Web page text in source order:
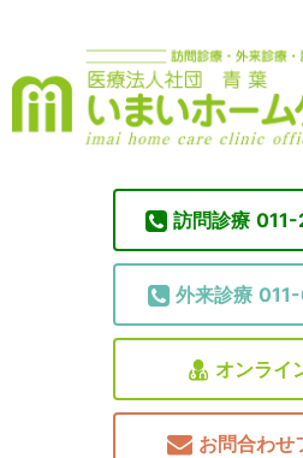
訪問診療
外来診療
オンライ
お問合わせ